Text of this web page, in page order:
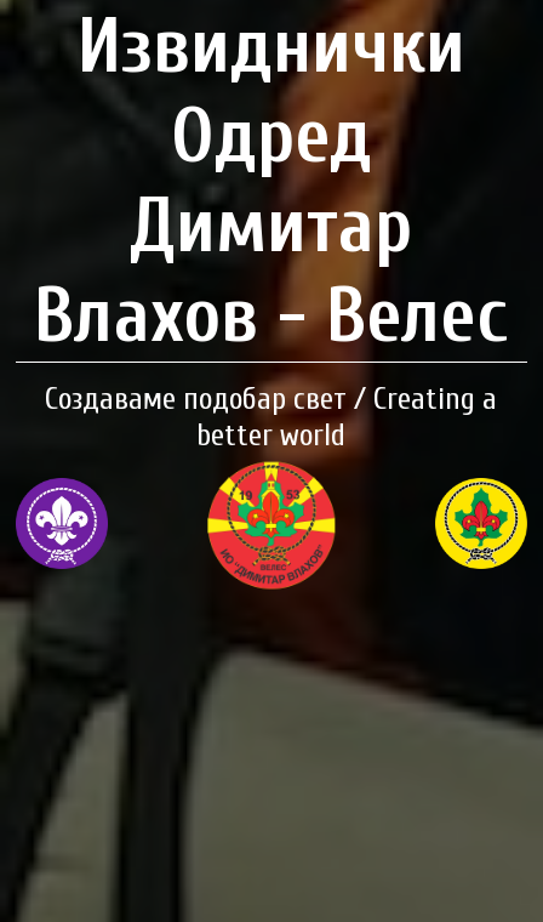
Извиднички
Одред
Димитар
Влахов - Велес
Создаваме подобар свет / Creating a
better world